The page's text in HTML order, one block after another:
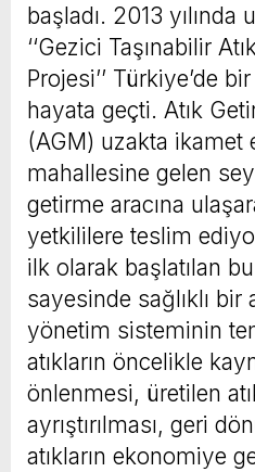
başladı. 2013
‘‘Gezici Taşınabilir
Projesi’’ Türkiye’de
hayata geçti. Atık
(AGM) uzakta ikamet
mahallesine gelen
getirme aracına
yetkililere teslim
ilk olarak başlatılan
sayesinde sağlıklı bir
yönetim sisteminin
atıkların öncelikle
önlenmesi, üretilen
ayrıştırılması, geri
atıkların ekonomiye